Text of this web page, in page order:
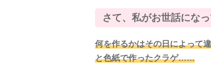
さて、私がお世話にな
何を作るかはその日によって
と色紙で作ったクラゲ……